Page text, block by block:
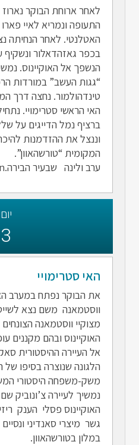
לאחר ארוחת הבוקר
התעופה ונמריא לאיי פארו
האטלנטי. לאחר הנחיתה
בכפר גאזהדאלור
הנשפך אל האוקיינוס.
“גגות העשב” במורדות
טינדהולמור. נחצה דרך
האי הראשי סטרימויי.
ברציף נמל הדייגים על
וננצל את ההזדמנות
המקומית
ערב ולינה שבעיר הבירה.Torshavn
יום
3
האי סטרימויי
את הבוקר נפתח במערב
ווסטמאנה משם נצא
מצוקיי ווסטמאנה הצונחים
האוקיינוס ובהם מקננים
אל העיירה ההיסטורית
הלגונה שנוצרה בסיפו של
משק-משפחה היסטורי
נמשיך לעיירה צ’ונוביק
האוקיינוס פסלי הענק
גשר מיצרי סאנדיני
במלון בטורשהאוון.